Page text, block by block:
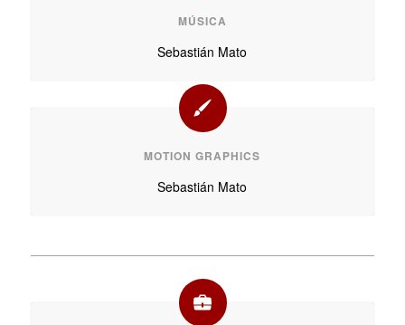
MÚSICA
Sebastián Mato
MOTION GRAPHICS
Sebastián Mato